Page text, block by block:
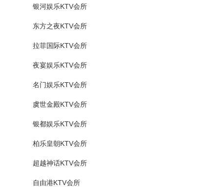
银河娱乐KTV会所
东方之夜KTV会所
拉菲国际KTV会所
夜宴娱乐KTV会所
名门娱乐KTV会所
虞世金殿KTV会所
银都娱乐KTV会所
柏乐皇朝KTV会所
超越神话KTV会所
自由港KTV会所